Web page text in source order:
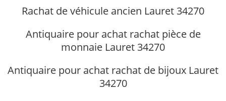
Rachat de véhicule ancien Lauret 34270
Antiquaire pour achat rachat pièce de
monnaie Lauret 34270
Antiquaire pour achat rachat de bijoux Lauret
34270